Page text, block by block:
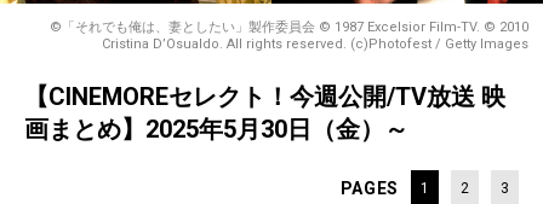
©「それでも俺は、妻としたい」製作委員会 © 1987 Excelsior Film-TV. © 2010
Cristina D’Osualdo. All rights reserved. (c)Photofest / Getty Images
【CINEMOREセレクト！今週公開/TV放送 映
画まとめ】2025年5月30日（金）～
PAGES 1 2 3